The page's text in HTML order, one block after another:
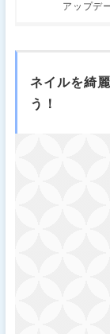
アップデ
ネイルを綺
う！